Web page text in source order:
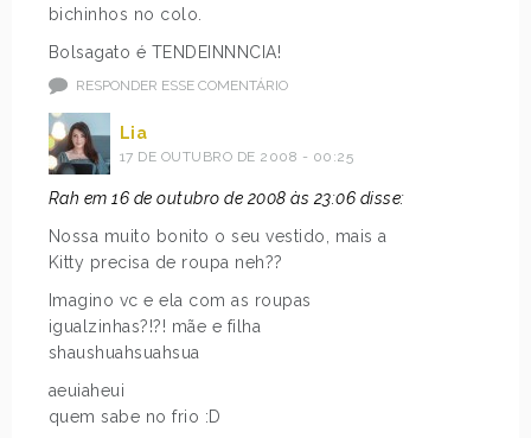
bichinhos no colo.
Bolsagato é TENDEINNNCIA!
RESPONDER ESSE COMENTÁRIO
Lia
17 DE OUTUBRO DE 2008 - 00:25
Rah em 16 de outubro de 2008 às 23:06 disse:
Nossa muito bonito o seu vestido, mais a
Kitty precisa de roupa neh??
Imagino vc e ela com as roupas
igualzinhas?!?! mãe e filha
shaushuahsuahsua
aeuiaheui
quem sabe no frio :D